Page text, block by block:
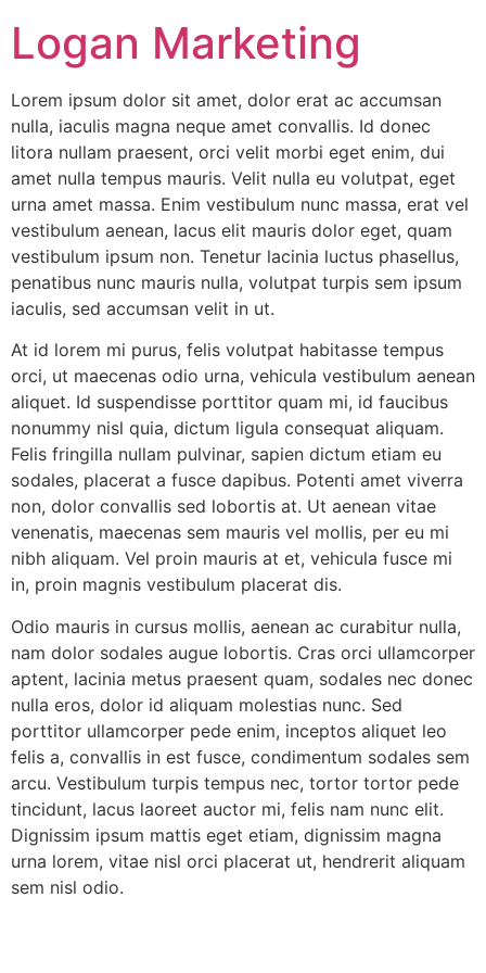
Logan Marketing
Lorem ipsum dolor sit amet, dolor erat ac accumsan
nulla, iaculis magna neque amet convallis. Id donec
litora nullam praesent, orci velit morbi eget enim, dui
amet nulla tempus mauris. Velit nulla eu volutpat, eget
urna amet massa. Enim vestibulum nunc massa, erat vel
vestibulum aenean, lacus elit mauris dolor eget, quam
vestibulum ipsum non. Tenetur lacinia luctus phasellus,
penatibus nunc mauris nulla, volutpat turpis sem ipsum
iaculis, sed accumsan velit in ut.
At id lorem mi purus, felis volutpat habitasse tempus
orci, ut maecenas odio urna, vehicula vestibulum aenean
aliquet. Id suspendisse porttitor quam mi, id faucibus
nonummy nisl quia, dictum ligula consequat aliquam.
Felis fringilla nullam pulvinar, sapien dictum etiam eu
sodales, placerat a fusce dapibus. Potenti amet viverra
non, dolor convallis sed lobortis at. Ut aenean vitae
venenatis, maecenas sem mauris vel mollis, per eu mi
nibh aliquam. Vel proin mauris at et, vehicula fusce mi
in, proin magnis vestibulum placerat dis.
Odio mauris in cursus mollis, aenean ac curabitur nulla,
nam dolor sodales augue lobortis. Cras orci ullamcorper
aptent, lacinia metus praesent quam, sodales nec donec
nulla eros, dolor id aliquam molestias nunc. Sed
porttitor ullamcorper pede enim, inceptos aliquet leo
felis a, convallis in est fusce, condimentum sodales sem
arcu. Vestibulum turpis tempus nec, tortor tortor pede
tincidunt, lacus laoreet auctor mi, felis nam nunc elit.
Dignissim ipsum mattis eget etiam, dignissim magna
urna lorem, vitae nisl orci placerat ut, hendrerit aliquam
sem nisl odio.